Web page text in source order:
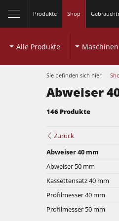
Produkte Shop
Alle Produkte Maschinen
Sie befinden sich hier:
Abweiser
146 Produkte
Zurück
Abweiser 40 mm
Abweiser 50 mm
Kassettensatz 40 mm
Profilmesser 40 mm
Profilmesser 50 mm